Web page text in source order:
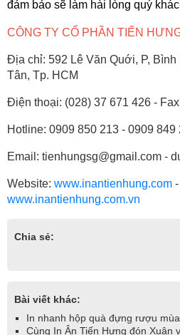
đảm bảo sẽ làm hài lòng quý
CÔNG TY CỔ PHẦN TIẾN
Địa chỉ: 592 Lê Văn Quới, P,
Tân, Tp. HCM
Điện thoại: (028) 37 671 426 -
Hotline: 0909 850 213 - 0909 849
Email: tienhungsg@gmail.com -
Website: www.inantienhung.com -
www.inantienhung.com.vn
Chia sẻ:
Bài viết khác:
In nhanh hộp quà đựng rượu
Cùng In Ân Tiến Hưng đón Xuân